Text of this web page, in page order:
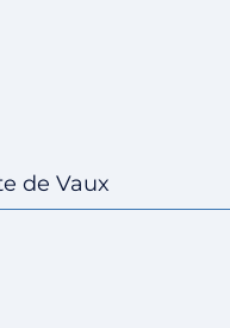
de Vaux